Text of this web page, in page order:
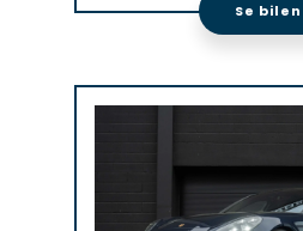
Se bilen